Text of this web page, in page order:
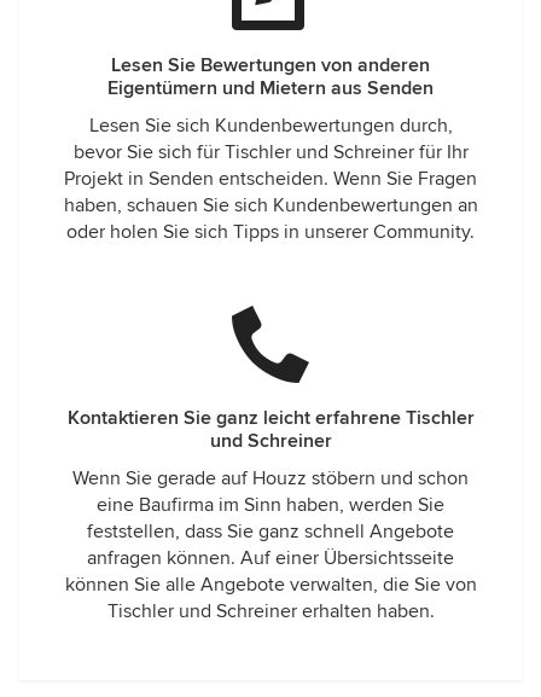
Lesen Sie Bewertungen von anderen
Eigentümern und Mietern aus Senden
Lesen Sie sich Kundenbewertungen durch,
bevor Sie sich für Tischler und Schreiner für Ihr
Projekt in Senden entscheiden. Wenn Sie Fragen
haben, schauen Sie sich Kundenbewertungen an
oder holen Sie sich Tipps in unserer Community.
Kontaktieren Sie ganz leicht erfahrene Tischler
und Schreiner
Wenn Sie gerade auf Houzz stöbern und schon
eine Baufirma im Sinn haben, werden Sie
feststellen, dass Sie ganz schnell Angebote
anfragen können. Auf einer Übersichtsseite
können Sie alle Angebote verwalten, die Sie von
Tischler und Schreiner erhalten haben.